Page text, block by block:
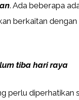
. Ada beberapa
berkaitan dengan
tiba hari raya
perlu diperhatikan